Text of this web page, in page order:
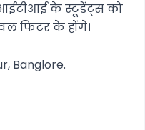
के स्टूडेंट्स को
फिटर के होंगे।
Banglore.